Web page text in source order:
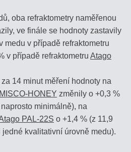
oba refraktometry naměřenou
ve finále se hodnoty zastavily
medu v případě refraktometru
v případě refraktometru Atago
14 minut měření hodnoty na
MISCO-HONEY změnily o +0,3 %
minimálně), na
PAL-22S o +1,4 % (z 11,9
kvalitativní úrovně medu).